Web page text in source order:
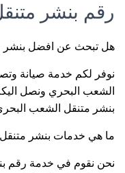
رقم بنشر
هل تبحث عن افضل بنشر
نوفر لكم خدمة صيانة
الشعب البحري ونصل
بنشر متنقل الشعب
ما هي خدمات بنشر
نحن نقوم في خدمة رقم